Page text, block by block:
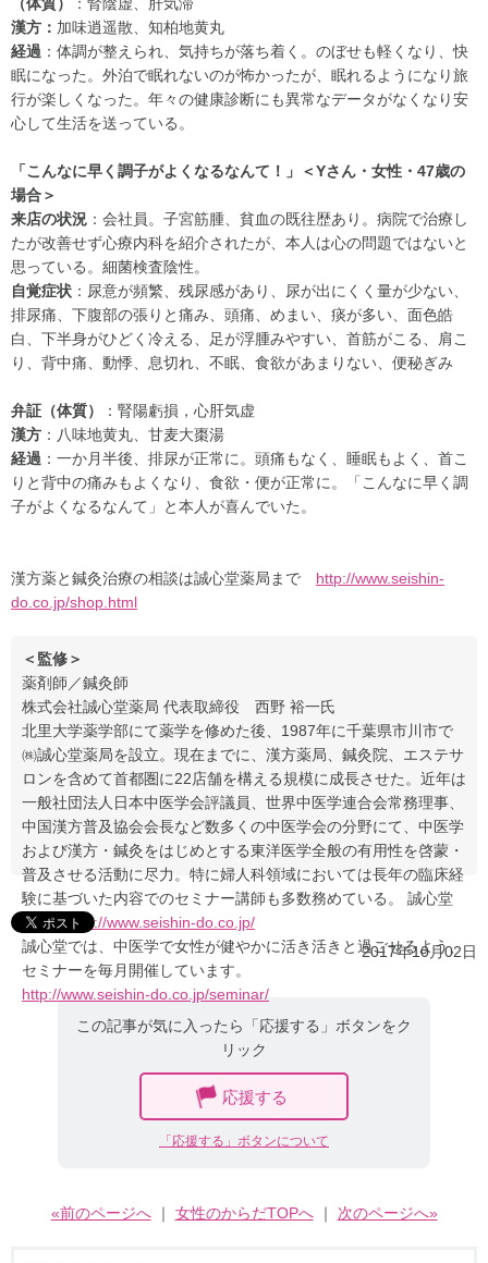
漢方： 加味逍遥散、知柏地黄丸
経過 ：体調が整えられ、気持ちが落ち着く。のぼせも軽くなり、快
眠になった。外泊で眠れないのが怖かったが、眠れるようになり旅
行が楽しくなった。年々の健康診断にも異常なデータがなくなり安
心して生活を送っている。
「こんなに早く調子がよくなるなんて！」＜Yさん・女性・47歳の
場合＞
来店の状況 ：会社員。子宮筋腫、貧血の既往歴あり。病院で治療し
たが改善せず心療内科を紹介されたが、本人は心の問題ではないと
思っている。細菌検査陰性。
自覚症状 ：尿意が頻繁、残尿感があり、尿が出にくく量が少ない、
排尿痛、下腹部の張りと痛み、頭痛、めまい、痰が多い、面色皓
白、下半身がひどく冷える、足が浮腫みやすい、首筋がこる、肩こ
り、背中痛、動悸、息切れ、不眠、食欲があまりない、便秘ぎみ
弁証（体質）
：腎陽虧損，心肝気虚
漢方 ：八味地黄丸、甘麦大棗湯
経過 ：一か月半後、排尿が正常に。頭痛もなく、睡眠もよく、首こ
りと背中の痛みもよくなり、食欲・便が正常に。「こんなに早く調
子がよくなるなんて」と本人が喜んでいた。
漢方薬と鍼灸治療の相談は誠心堂薬局まで http://www.seishin-
do.co.jp/shop.html
＜監修＞
薬剤師／鍼灸師
株式会社誠心堂薬局 代表取締役 西野 裕一氏
北里大学薬学部にて薬学を修めた後、1987年に千葉県市川市で
㈱誠心堂薬局を設立。現在までに、漢方薬局、鍼灸院、エステサ
ロンを含めて首都圏に22店舗を構える規模に成長させた。近年は
一般社団法人日本中医学会評議員、世界中医学連合会常務理事、
中国漢方普及協会会長など数多くの中医学会の分野にて、中医学
および漢方・鍼灸をはじめとする東洋医学全般の有用性を啓蒙・
普及させる活動に尽力。特に婦人科領域においては長年の臨床経
験に基づいた内容でのセミナー講師も多数務めている。 誠心堂
薬局 http://www.seishin-do.co.jp/
誠心堂では、中医学で女性が健やかに活き活きと過ごせるよう、
セミナーを毎月開催しています。
http://www.seishin-do.co.jp/seminar/
2017年10月02日
この記事が気に入ったら「応援する」ボタンをク
リック
応援する
「応援する」ボタンについて
«前のページへ｜ 女性のからだTOPへ｜ 次のページへ»